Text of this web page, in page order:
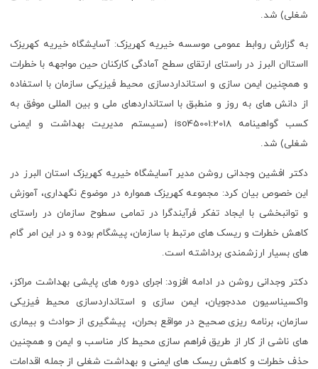
شغلی) شد.
به گزارش روابط عمومی موسسه خیریه کهریزک: آسایشگاه خیریه کهریزک
ااستاان البرز در راستای ارتقای سطح آمادگی کارکنان حین مواجهه با خطرات
و همچنین ایمن سازی و استانداردسازی محیط فیزیکی سازمان با استفاده
از دانش های به روز و منطبق با استانداردهای ملی و بین المللی موفق به
کسب گواهینامه iso45001:2018 (سیستم مدیریت بهداشت و ایمنی
شغلی) شد.
دکتر افشین وجدانی روشن مدیر آسایشگاه خیریه کهریزک استان البرز در
این خصوص بیان کرد: مجموعه کهریزک همواره در موضوع نگهداری، آموزش
و توانبخشی با ایجاد تفکر فرآیندگرا در تمامی سطوح سازمان در راستای
کاهش خطرات و ریسک های مرتبط با سازمان، پیشگام بوده و در این امر گام
های بسیار ارزشمندی برداشته است.
دکتر وجدانی روشن در ادامه افزود: اجرای دوره های پایشی بهداشت مراکز،
واکسیناسیون مددجویان، ایمن سازی و استانداردسازی محیط فیزیکی
سازمان، برنامه ریزی صحیح در مواقع بحران، پیشگیری از حوادث و بیماری
های ناشی از کار از طریق فراهم سازی محیط کار مناسب و ایمن و همچنین
حذف خطرات و کاهش ریسک های ایمنی و بهداشت شغلی از جمله اقدامات